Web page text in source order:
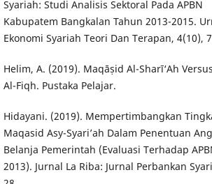
Syariah: Studi Analisis Sektoral Pada APBN
Kabupatem Bangkalan Tahun 2013-2015.
Ekonomi Syariah Teori Dan Terapan, 4(10),
Helim, A. (2019). Maqāṣid Al-Sharī‘Ah
Al-Fiqh. Pustaka Pelajar.
Hidayani. (2019). Mempertimbangkan
Maqasid Asy-Syari’ah Dalam Penentuan
Belanja Pemerintah (Evaluasi Terhadap
2013). Jurnal La Riba: Jurnal Perbankan